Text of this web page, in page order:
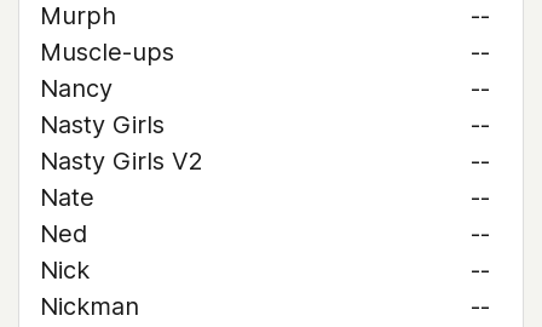
Murph
--
Muscle-ups
--
Nancy
--
Nasty Girls
--
Nasty Girls V2
--
Nate
--
Ned
--
Nick
--
Nickman
--